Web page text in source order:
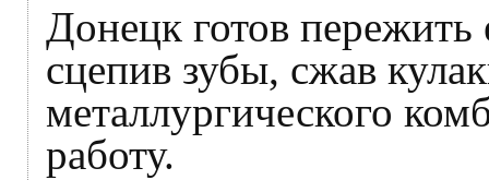
Донецк готов
сцепив зубы, сжав
металлургического
работу.